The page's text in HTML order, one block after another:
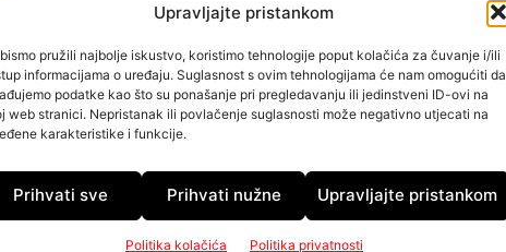
Upravljajte pristankom
pružili najbolje iskustvo, koristimo tehnologije poput kolačića za čuvanje i/ili
informacijama o uređaju. Suglasnost s ovim tehnologijama će nam omogućiti da
podatke kao što su ponašanje pri pregledavanju ili jedinstveni ID-ovi na
web stranici. Nepristanak ili povlačenje suglasnosti može negativno utjecati na
karakteristike i funkcije.
Prihvati sve Prihvati nužne Upravljajte pristankom
Politika kolačića Politika privatnosti
događanja. Posjetitelji su se mogli okušati u
imali prilike pogledati izložbu skulptura
a Vedrana Čabraja otkrio je polaznicima njezine radionice
svojim stand up nastupom, a ekipa je uživala
je i animirani film Šegrt Hlapić.